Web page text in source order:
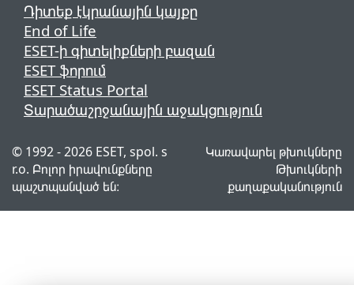
Դիտեք էկրանային կայքը
End of Life
ESET-ի գիտելիքների բազան
ESET ֆորում
ESET Status Portal
Տարածաշրջանային աջակցություն
© 1992 - 2026 ESET, spol. s
r.o. Բոլոր իրավունքները
պաշտպանված են։
Կառավարել թխուկները
Թխուկների
քաղաքականություն